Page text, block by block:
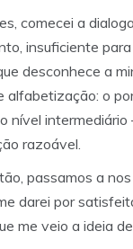
comecei a
insuficiente
desconhece a
alfabetização: o
nível
razoável.
passamos a
darei por
me veio a ideia